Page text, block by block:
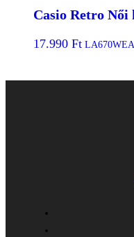
Casio Retro Női
17.990 Ft